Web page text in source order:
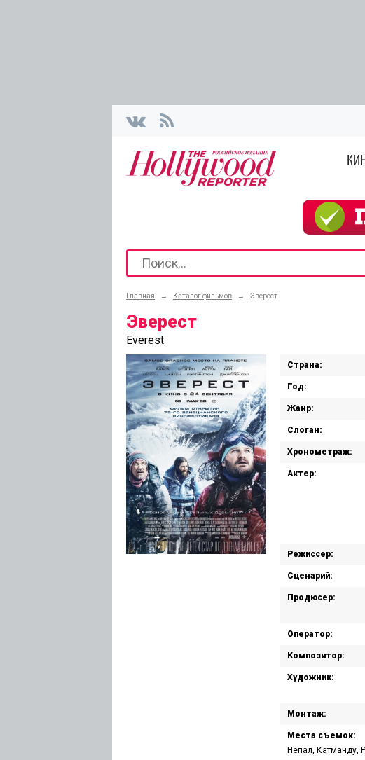
Главная → Каталог фильмов → Эверест
Эверест
Everest
Страна:
Год:
Жанр:
Слоган:
Хронометраж:
Актер:
Режиссер:
Сценарий:
Продюсер:
Оператор:
Композитор:
Художник:
Монтаж:
Места съемок:
Непал, Катманду,